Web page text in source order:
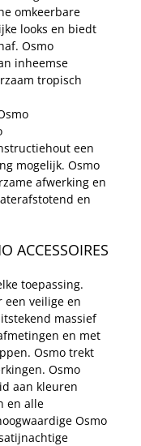
omkeerbare
looks en biedt
Osmo
inheemse
tropisch
een
mogelijk. Osmo
afwerking en
en
ACCESSOIRES
toepassing.
een veilige en
massief
en met
Osmo trekt
Osmo
aan kleuren
en alle
Osmo